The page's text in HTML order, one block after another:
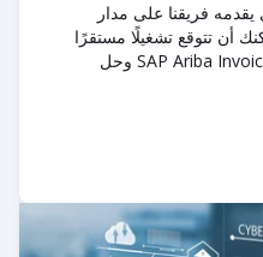
فريقنا على مدار
أن تتوقع تشغيلًا مستقرًا
لإدارة فواتير SAP Ariba Invoice Management وحل